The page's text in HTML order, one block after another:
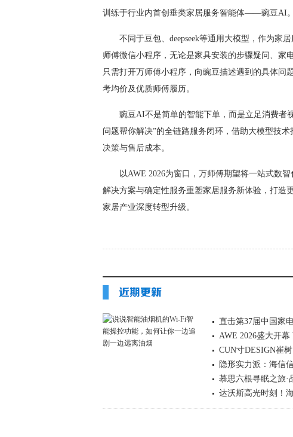
训练于行业内首创垂类家居服务智能体——豌豆AI。
不同于豆包、deepseek等通用大模型，作为家
师傅微信小程序，无论是家具安装的步骤疑问、家
只需打开万师傅小程序，向豌豆描述遇到的具体问
考均价及优质师傅履历。
豌豆AI不是简单的智能下单，而是立足消费者
问题帮你解决”的全链路服务闭环，借助大模型技
决策与售后成本。
以AWE 2026为窗口，万师傅期望将一站式数智
解决方案与确定性服务重塑家居服务新体验，打造
家居产业深度转型升级。
直击第37届中国家
AWE 2026盛大开
CUN寸DESIGN崔
隐形实力派：海信
慕思六根寻眠之旅
护好眠
达沃斯高光时刻！